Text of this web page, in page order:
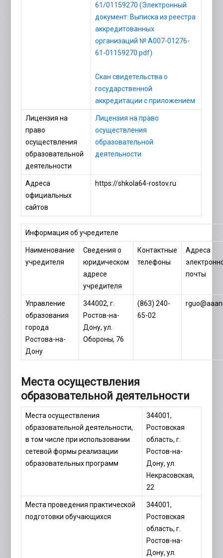
61/01159270 (Электронный
документ: Выписка из реестра
аккредитованных
организаций № А007-01276-
61-01159270.pdf)
Скан свидетельства о
государственной
аккредитации с приложением
Лицензия на
право
осуществления
образовательной
деятельности
Лицензия на право
осуществления
образовательной
деятельности
Адреса
официальных
сайтов
https://shkola64-rostov.ru
Информация об учредителе
Наименование
учредителя
Сведения о
юридическом
адресе
учредителя
Контактные
телефоны
Адреса
почты
Управление
образования
города
Ростова-на-
Дону
344002, г.
Ростов-на-
Дону, ул.
Обороны, 76
(863) 240-
65-02
Места осуществления
образовательной деятельности
Места осуществления
образовательной деятельности,
в том числе при использовании
сетевой формы реализации
образовательных программ
344001,
Ростовская
область, г.
Ростов-на-
Дону, ул.
Некрасовская,
22
Места проведения практической
подготовки обучающихся
344001,
Ростовская
область, г.
Ростов-на-
Дону, ул.